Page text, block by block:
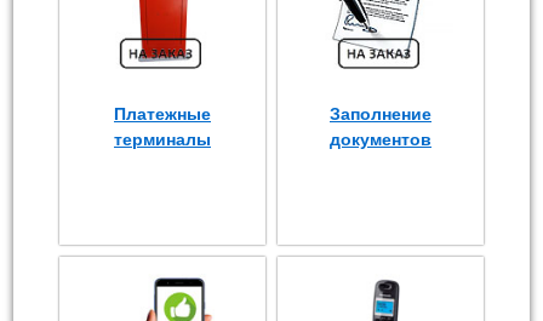
Платежные
терминалы
Заполнение
документов